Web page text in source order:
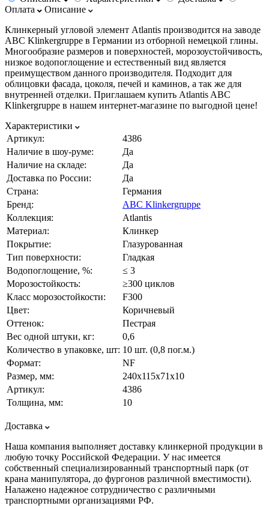
Оплата
Описание
Клинкерный угловой элемент Atlantis производится на заводе
ABC Klinkergruppe в Германии из отборной немецкой глины.
Многообразие размеров и поверхностей, морозоустойчивость,
низкое водопоглощение и естественный вид является
преимуществом данного производителя. Подходит для
облицовки фасада, цоколя, печей и каминов, а так же для
внутренней отделки. Приглашаем купить Atlantis ABC
Klinkergruppe в нашем интернет-магазине по выгодной цене!
Характеристики
Артикул:
4386
Наличие в шоу-руме:
Да
Наличие на складе:
Да
Доставка по России:
Да
Страна:
Германия
Бренд:
ABC Klinkergruppe
Коллекция:
Atlantis
Материал:
Клинкер
Покрытие:
Глазурованная
Тип поверхности:
Гладкая
Водопоглощение, %:
≤ 3
Морозостойкость:
≥300 циклов
Класс морозостойкости:
F300
Цвет:
Коричневый
Оттенок:
Пестрая
Вес одной штуки, кг:
0,6
Количество в упаковке, шт: 10 шт. (0,8 пог.м.)
Формат:
NF
Размер, мм:
240х115х71х10
Артикул:
4386
Толщина, мм:
10
Доставка
Наша компания выполняет доставку клинкерной продукции в
любую точку Российской Федерации. У нас имеется
собственный специализированный транспортный парк (от
крана манипулятора, до фургонов различной вместимости).
Налажено надежное сотрудничество с различными
транспортными организациями РФ.